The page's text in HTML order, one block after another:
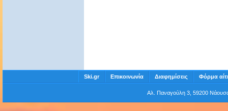
Ski.gr Επικοινωνία Διαφημίσεις Φόρμα
Αλ. Παναγούλη 3, 59200